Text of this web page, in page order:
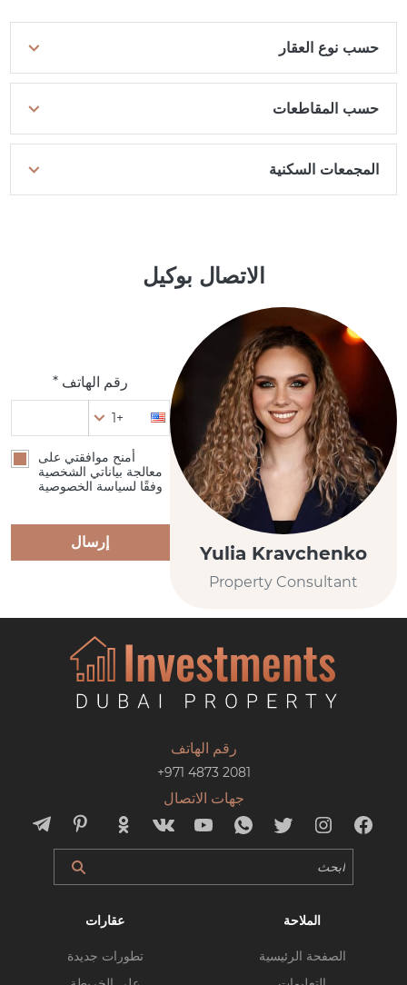
حسب نوع العقار
حسب المقاطعات
المجمعات السكنية
الاتصال بوكيل
Yulia Kravchenko
Property Consultant
رقم الهاتف *
+1
أمنح موافقتي على
معالجة بياناتي الشخصية
وفقًا لسياسة الخصوصية
إرسال
رقم الهاتف
+971 4873 2081
جهات الاتصال
الملاحة
الصفحة الرئيسية
عقارات
تطورات جديدة